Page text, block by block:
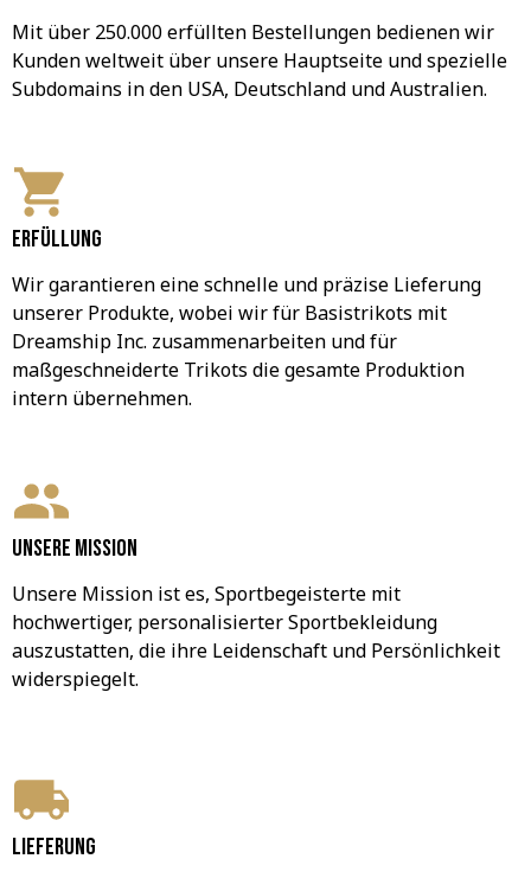
Mit über 250.000 erfüllten Bestellungen bedienen wir
Kunden weltweit über unsere Hauptseite und spezielle
Subdomains in den USA, Deutschland und Australien.
Erfüllung
Wir garantieren eine schnelle und präzise Lieferung
unserer Produkte, wobei wir für Basistrikots mit
Dreamship Inc. zusammenarbeiten und für
maßgeschneiderte Trikots die gesamte Produktion
intern übernehmen.
Unsere Mission
Unsere Mission ist es, Sportbegeisterte mit
hochwertiger, personalisierter Sportbekleidung
auszustatten, die ihre Leidenschaft und Persönlichkeit
widerspiegelt.
Lieferung